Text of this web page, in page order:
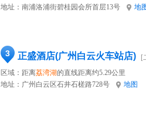
地址： 南浦洛浦街碧桂园会所首层13号 地
3 正盛酒店(广州白云火车站店)
[
区域：距离荔湾湖的直线距离约5.29公里
地址： 广州白云区石井石槎路728号 地图